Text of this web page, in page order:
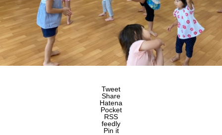
Tweet
Share
Hatena
Pocket
RSS
feedly
Pin it